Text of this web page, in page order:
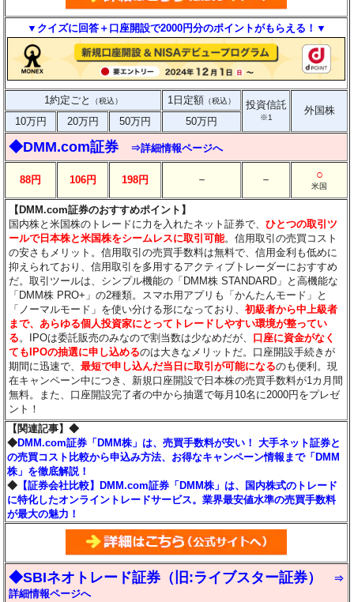
▼クイズに回答＋口座開設で2000円分のポイントがもらえる！▼
1約定ごと （税込） 1日定額 （税込） 投資信託
※1
外国株
10万円
20万円 50万円 50万円
◆DMM.com証券 ⇒詳細情報ページへ
88円 106円 198円 － － ○
米国
【DMM.com証券のおすすめポイント】
国内株と米国株のトレードに力を入れたネット証券で、ひとつの取引ツ
ールで日本株と米国株をシームレスに取引可能。信用取引の売買コスト
の安さもメリット。信用取引の売買手数料は無料で、信用金利も低めに
抑えられており、信用取引を多用するアクティブトレーダーにおすすめ
だ。取引ツールは、シンプル機能の「DMM株 STANDARD」と高機能な
「DMM株 PRO+」の2種類。スマホ用アプリも「かんたんモード」と
「ノーマルモード」を使い分ける形になっており、初級者から中上級者
まで、あらゆる個人投資家にとってトレードしやすい環境が整ってい
る 。IPOは委託販売のみなので割当数は少なめだが、 口座に資金がなく
てもIPOの抽選に申し込めるのは大きなメリットだ。口座開設手続きが
期間に迅速で、最短で申し込んだ当日に取引が可能になるのも便利。現
在キャンペーン中につき、新規口座開設で日本株の売買手数料が1カ月間
無料。また、口座開設完了者の中から抽選で毎月10名に2000円をプレゼ
ント！
【関連記事】◆
◆DMM.com証券「DMM株」は、売買手数料が安い！ 大手ネット証券と
の売買コスト比較から申込み方法、お得なキャンペーン情報まで「DMM
株」を徹底解説！
◆ 【証券会社比較】DMM.com証券「DMM株」は、国内株式のトレード
に特化したオンライントレードサービス。業界最安値水準の売買手数料
が最大の魅力！
◆SBIネオトレード証券（旧:ライブスター証券）
⇒
詳細情報ページへ